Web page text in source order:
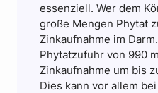
essenziell. Wer dem
große Mengen Phytat
Zinkaufnahme im
Phytatzufuhr von 990
Zinkaufnahme um bis
Dies kann vor allem